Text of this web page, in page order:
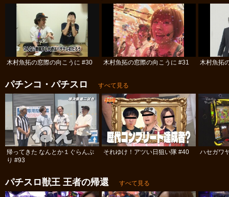
木村魚拓の窓際の向こうに #30 木村魚拓の窓際の向こうに #31 木村魚拓
パチンコ・パチスロ すべて見る
帰ってきた なんとか１ぐらんぷ
り #93
それゆけ！アツい日狙い隊 #40 ハセガワ
パチスロ獣王 王者の帰還 すべて見る